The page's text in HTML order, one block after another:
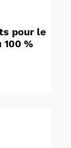
pour le
100 %